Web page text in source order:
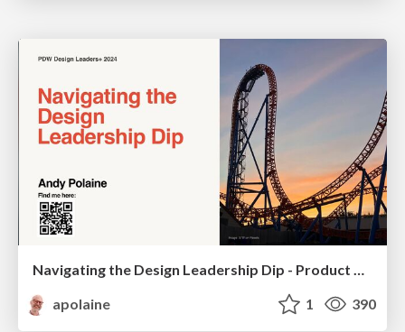
Navigating the Design Leadership Dip - Product Design Week Design Leaders+ Conference 2024
apolaine
1 390